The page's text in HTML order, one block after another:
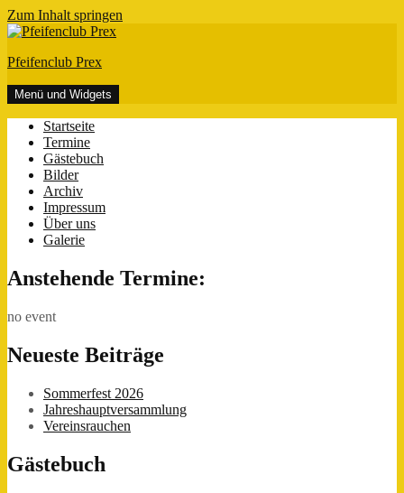
Zum Inhalt springen
Pfeifenclub Prex
Menü und Widgets
Startseite
Termine
Gästebuch
Bilder
Archiv
Impressum
Über uns
Galerie
Anstehende Termine:
no event
Neueste Beiträge
Sommerfest 2026
Jahreshauptversammlung
Vereinsrauchen
Gästebuch